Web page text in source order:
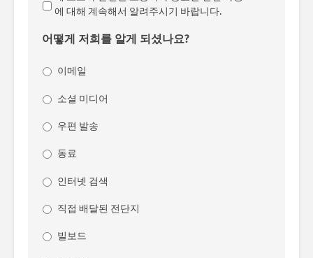
에 대해 계속해서 알려주시기 바랍니다.
어떻게 저희를 알게 되셨나요?
이메일
소셜 미디어
우편 발송
동료
인터넷 검색
직접 배달된 전단지
빌보드